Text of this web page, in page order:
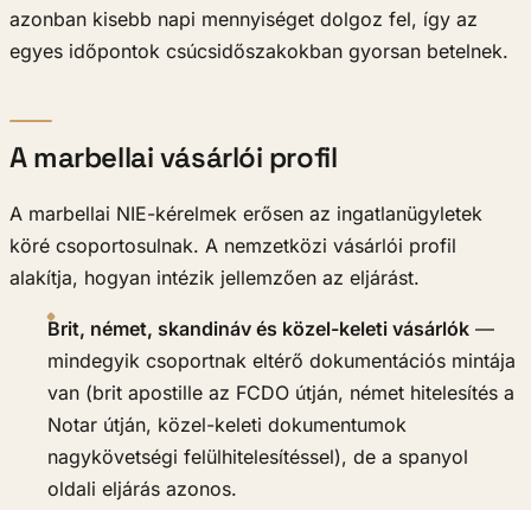
azonban kisebb napi mennyiséget dolgoz fel, így az
egyes időpontok csúcsidőszakokban gyorsan betelnek.
A marbellai vásárlói profil
A marbellai NIE-kérelmek erősen az ingatlanügyletek
köré csoportosulnak. A nemzetközi vásárlói profil
alakítja, hogyan intézik jellemzően az eljárást.
Brit, német, skandináv és közel-keleti vásárlók —
mindegyik csoportnak eltérő dokumentációs mintája
van (brit apostille az FCDO útján, német hitelesítés a
Notar útján, közel-keleti dokumentumok
nagykövetségi felülhitelesítéssel), de a spanyol
oldali eljárás azonos.